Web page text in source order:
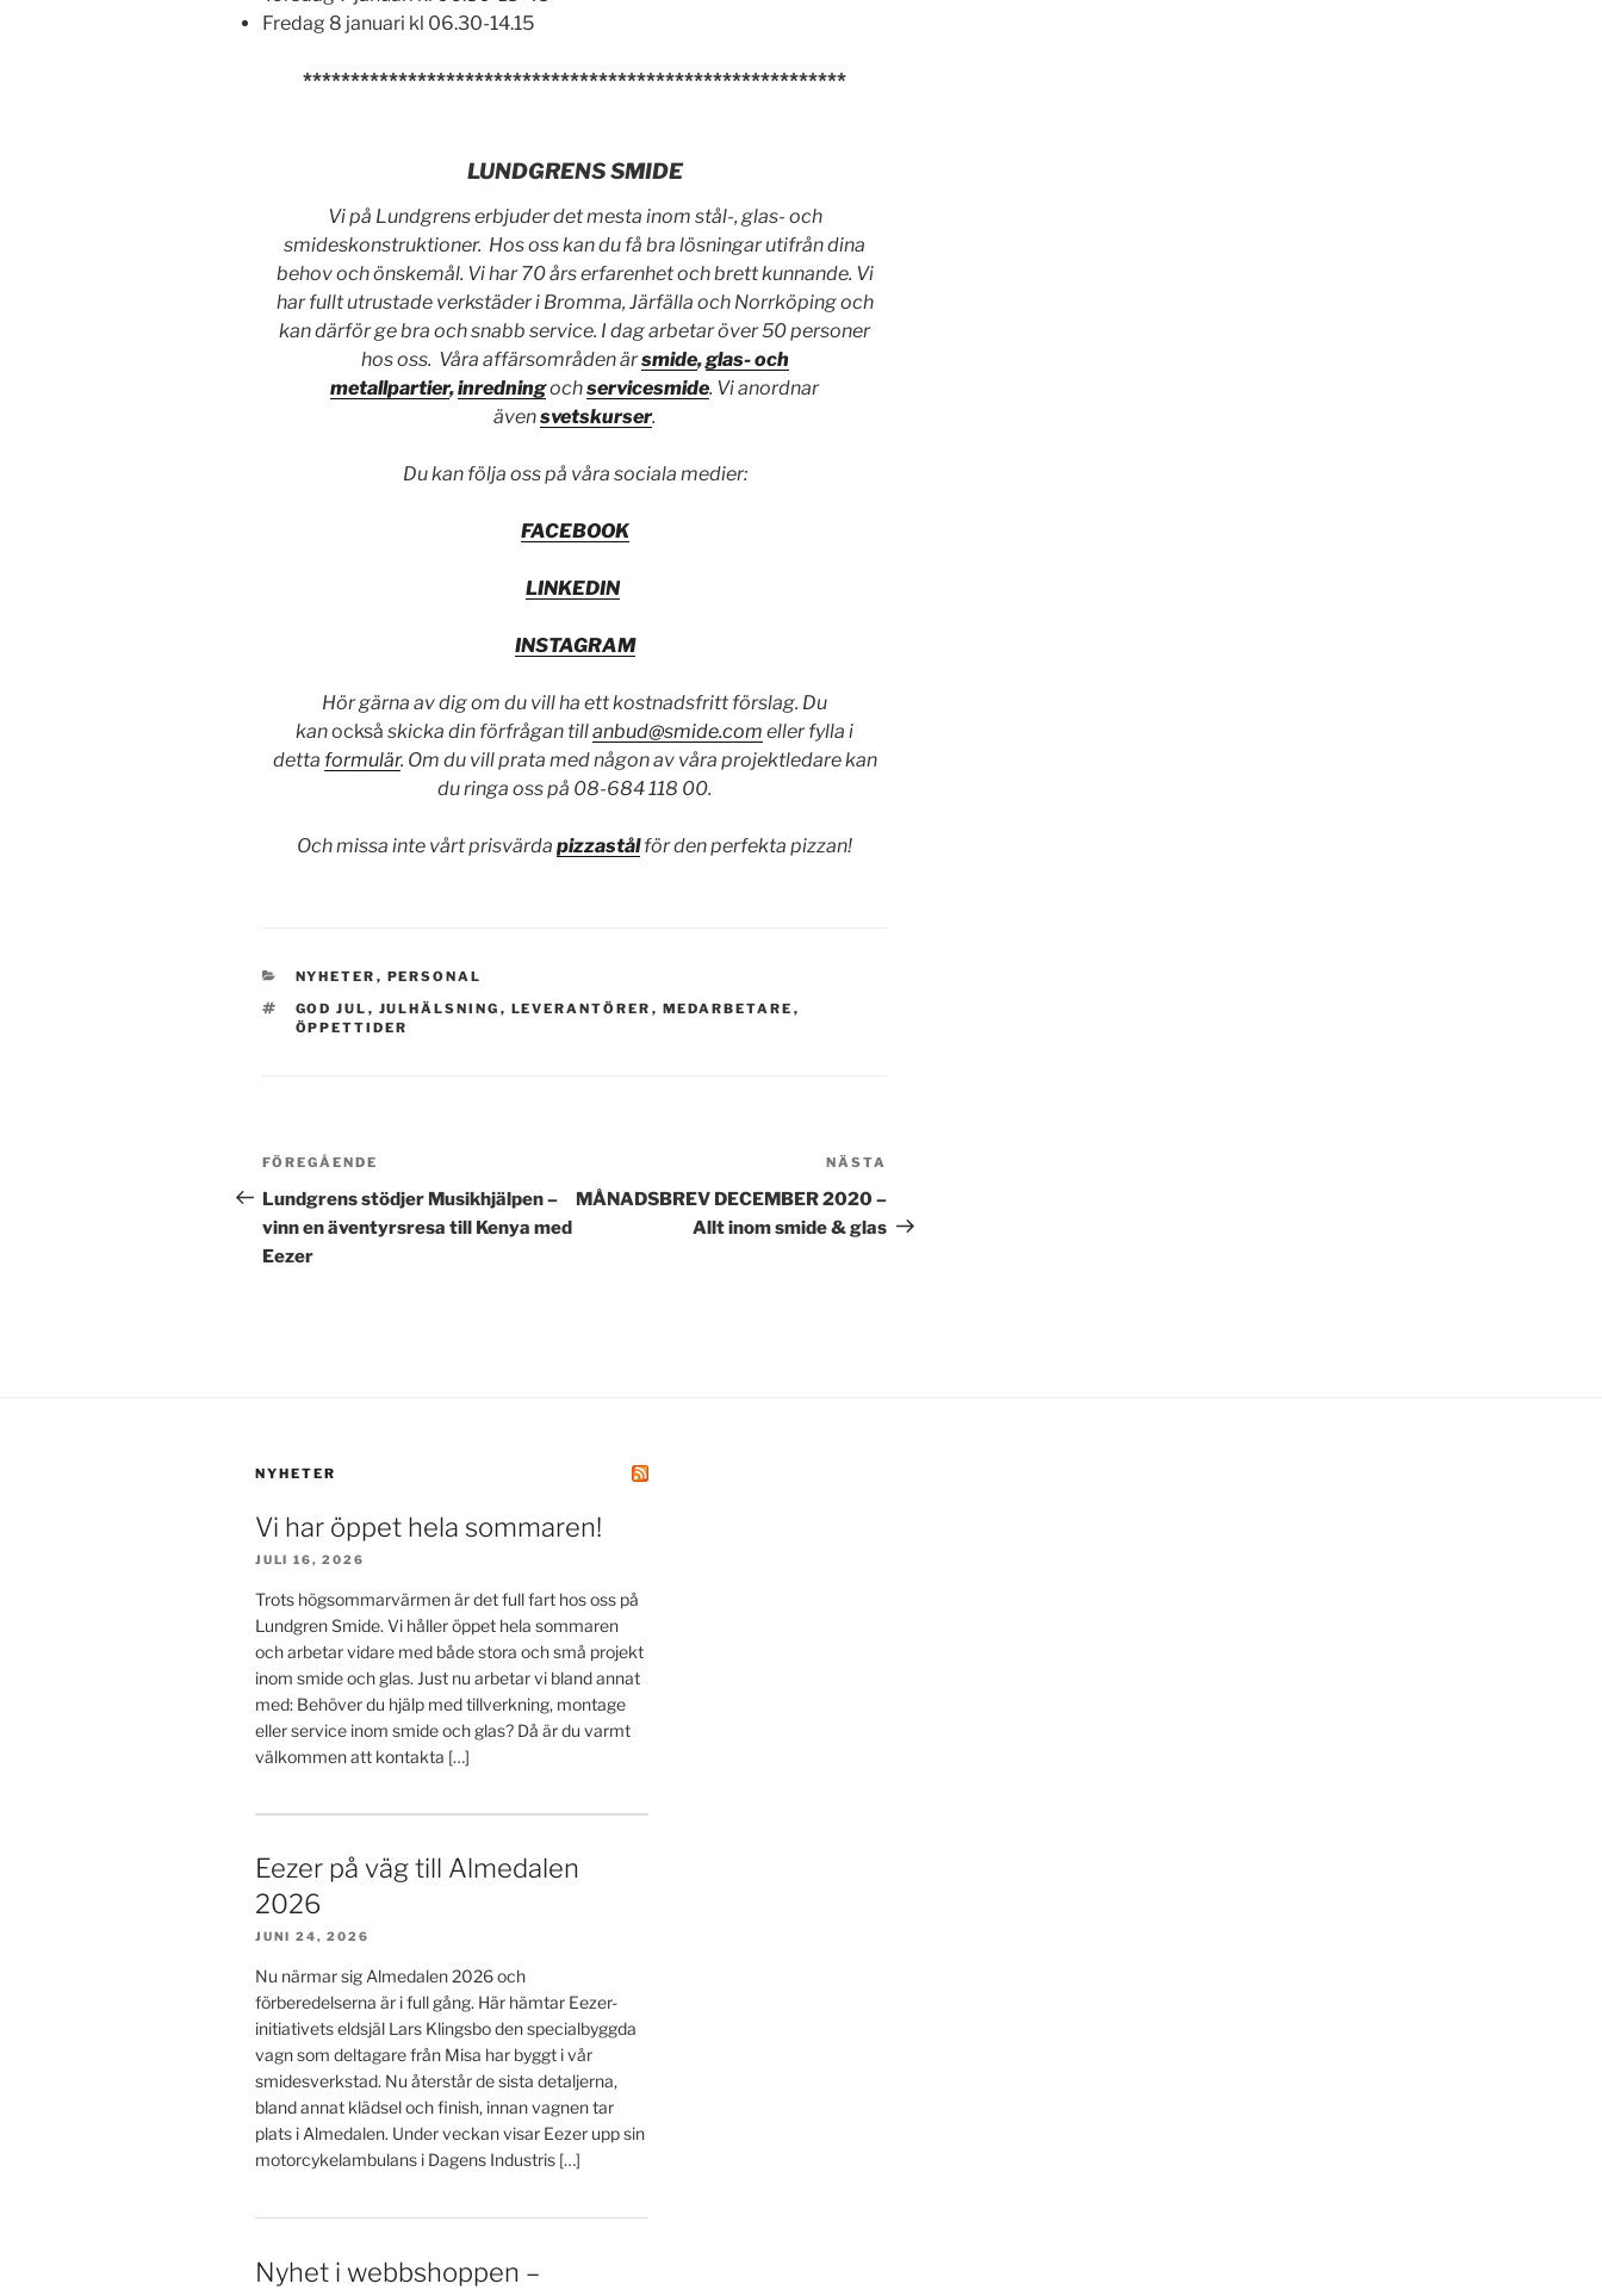
Fredag 8 januari kl 06.30-14.15
*********************************************************
LUNDGRENS SMIDE
Vi på Lundgrens erbjuder det mesta inom stål-, glas- och
smideskonstruktioner. Hos oss kan du få bra lösningar utifrån dina
behov och önskemål. Vi har 70 års erfarenhet och brett kunnande. Vi
har fullt utrustade verkstäder i Bromma, Järfälla och Norrköping och
kan därför ge bra och snabb service. I dag arbetar över 50 personer
hos oss. Våra affärsområden ärsmide,glas- och
metallpartier,inredningochservicesmide. Vi anordnar
ävensvetskurser.
Du kan följa oss på våra sociala medier:
FACEBOOK
LINKEDIN
INSTAGRAM
Hör gärna av dig om du vill ha ett kostnadsfritt förslag. Du
kanocksåskicka din förfrågan tillanbud@smide.com eller fylla i
detta formulär. Om du vill prata med någon av våra projektledare kan
du ringa oss på 08-684 118 00.
Och missa inte vårt prisvärdapizzastål för den perfekta pizzan!
KATEGORIER
NYHETER , PERSONAL
TAGGAR
GOD JUL , JULHÄLSNING , LEVERANTÖRER , MEDARBETARE ,
ÖPPETTIDER
Inläggsnavigering
Föregående
inlägg
FÖREGÅENDE
Lundgrens stödjer Musikhjälpen –
vinn en äventyrsresa till Kenya med
Eezer
NÄSTA
MÅNADSBREV DECEMBER 2020 –
Allt inom smide & glas
NYHETER
Vi har öppet hela sommaren!
JULI 16, 2026
Trots högsommarvärmen är det full fart hos oss på
Lundgren Smide. Vi håller öppet hela sommaren
och arbetar vidare med både stora och små projekt
inom smide och glas. Just nu arbetar vi bland annat
med: Behöver du hjälp med tillverkning, montage
eller service inom smide och glas? Då är du varmt
välkommen att kontakta […]
Eezer på väg till Almedalen
2026
JUNI 24, 2026
Nu närmar sig Almedalen 2026 och
förberedelserna är i full gång. Här hämtar Eezer-
initiativets eldsjäl Lars Klingsbo den specialbyggda
vagn som deltagare från Misa har byggt i vår
smidesverkstad. Nu återstår de sista detaljerna,
bland annat klädsel och finish, innan vagnen tar
plats i Almedalen. Under veckan visar Eezer upp sin
motorcykelambulans i Dagens Industris […]
Nyhet i webbshoppen –